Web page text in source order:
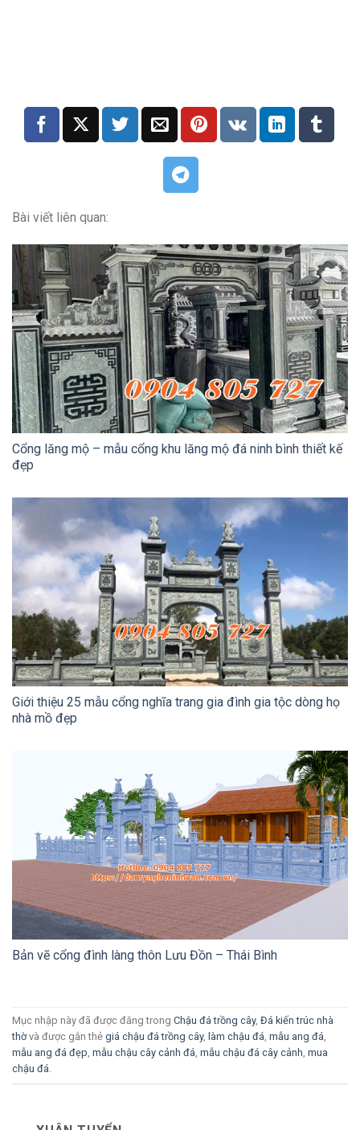
Bài viết liên quan:
Cổng lăng mộ – mẫu cổng khu lăng mộ đá ninh bình thiết kế
đẹp
Giới thiệu 25 mẫu cổng nghĩa trang gia đình gia tộc dòng họ
nhà mồ đẹp
Bản vẽ cổng đình làng thôn Lưu Đồn – Thái Bình
Mục nhập này đã được đăng trong Chậu đá trồng cây, Đá kiến trúc nhà
thờvà được gắn thẻ giá chậu đá trồng cây, làm chậu đá, mẫu ang đá,
mẫu ang đá đẹp, mẫu chậu cây cảnh đá, mẫu chậu đá cây cảnh, mua
chậu đá.